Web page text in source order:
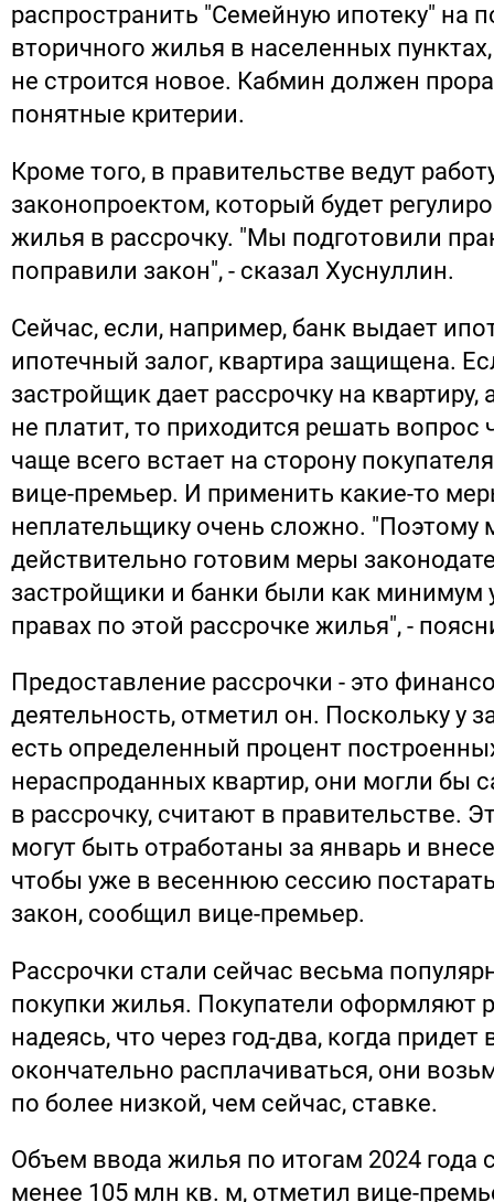
распространить "Семейную ипотеку" на
вторичного жилья в населенных
не строится новое. Кабмин должен
понятные критерии.
Кроме того, в правительстве ведут
законопроектом, который будет
жилья в рассрочку. "Мы подготовили
поправили закон", - сказал Хуснуллин.
Сейчас, если, например, банк выдает
ипотечный залог, квартира защищена.
застройщик дает рассрочку на квартиру,
не платит, то приходится решать вопрос
чаще всего встает на сторону
вице-премьер. И применить какие-то
неплательщику очень сложно. "Поэтому
действительно готовим меры
застройщики и банки были как минимум
правах по этой рассрочке жилья", -
Предоставление рассрочки - это
деятельность, отметил он. Поскольку у
есть определенный процент
нераспроданных квартир, они могли бы
в рассрочку, считают в правительстве.
могут быть отработаны за январь и
чтобы уже в весеннюю сессию
закон, сообщил вице-премьер.
Рассрочки стали сейчас весьма
покупки жилья. Покупатели оформляют
надеясь, что через год-два, когда придет
окончательно расплачиваться, они
по более низкой, чем сейчас, ставке.
Объем ввода жилья по итогам 2024 года
менее 105 млн кв. м, отметил вице-